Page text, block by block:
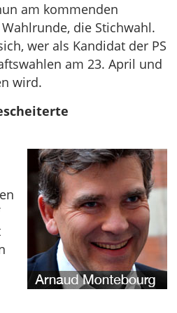
am kommenden
die Stichwahl.
wer als Kandidat der PS
am 23. April und
wird.